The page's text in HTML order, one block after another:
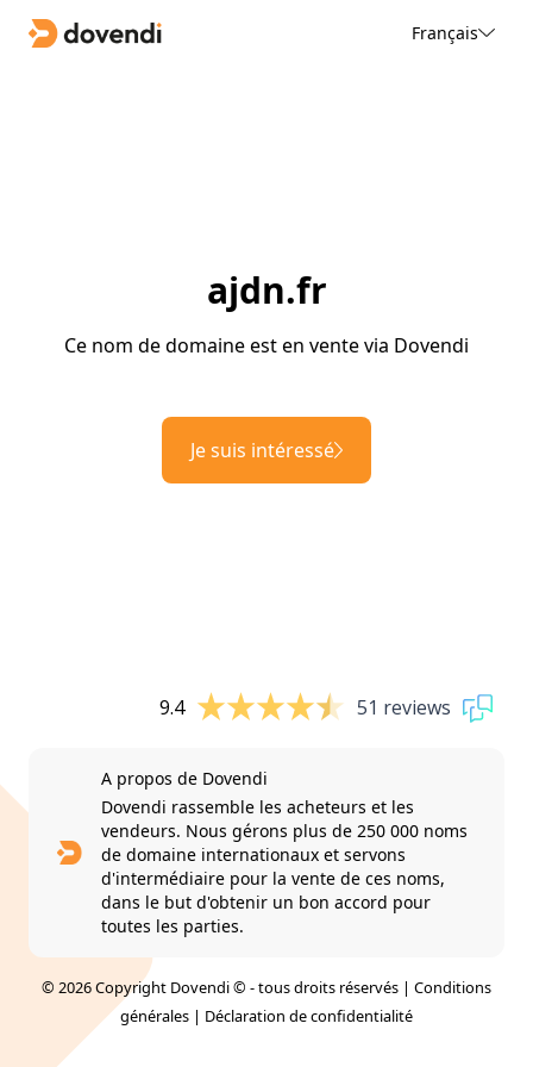
Français
ajdn.fr
Ce nom de domaine est en vente via Dovendi
Je suis intéressé
9.4 51 reviews
A propos de Dovendi
Dovendi rassemble les acheteurs et les
vendeurs. Nous gérons plus de 250 000 noms
de domaine internationaux et servons
d'intermédiaire pour la vente de ces noms,
dans le but d'obtenir un bon accord pour
toutes les parties.
© 2026 Copyright Dovendi © - tous droits réservés | Conditions
générales | Déclaration de confidentialité